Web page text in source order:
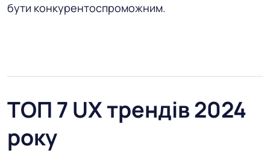
бути конкурентоспроможним.
ТОП 7 UX трендів 2024
року